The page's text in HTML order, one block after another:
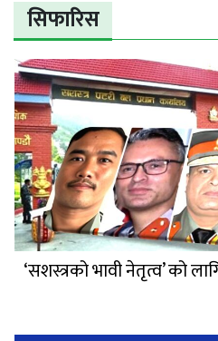
सिफारिस
‘सशस्त्रको भावी नेतृत्व’ को